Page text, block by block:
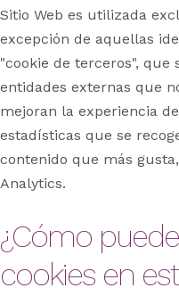
Sitio Web es utilizada
excepción de aquellas
"cookie de terceros", que
entidades externas que
mejoran la experiencia
estadísticas que se
contenido que más
Analytics.
¿Cómo
cookies en